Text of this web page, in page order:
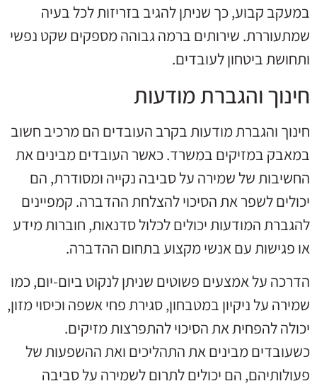
במעקב קבוע, כך שניתן להגיב בזריזות לכל בעיה
שמתעוררת. שירותים ברמה גבוהה מספקים שקט נפשי
ותחושת ביטחון לעובדים.
חינוך והגברת מודעות
חינוך והגברת מודעות בקרב העובדים הם מרכיב חשוב
במאבק במזיקים במשרד. כאשר העובדים מבינים את
החשיבות של שמירה על סביבה נקייה ומסודרת, הם
יכולים לשפר את הסיכוי להצלחת ההדברה. קמפיינים
להגברת המודעות יכולים לכלול סדנאות, חוברות מידע
או פגישות עם אנשי מקצוע בתחום ההדברה.
הדרכה על אמצעים פשוטים שניתן לנקוט ביום-יום, כמו
שמירה על ניקיון במטבחון, סגירת פחי אשפה וכיסוי מזון,
יכולה להפחית את הסיכוי להתפרצות מזיקים.
כשעובדים מבינים את התהליכים ואת ההשפעות של
פעולותיהם, הם יכולים לתרום לשמירה על סביבה